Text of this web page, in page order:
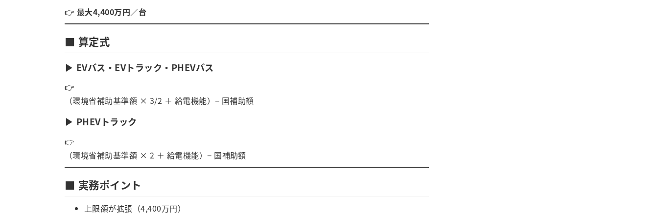
👉 最大4,400万円／台
■ 算定式
▶ EVバス・EVトラック・PHEVバス
👉
（環境省補助基準額 × 3/2 ＋ 給電機能）− 国補助額
▶ PHEVトラック
👉
（環境省補助基準額 × 2 ＋ 給電機能）− 国補助額
■ 実務ポイント
上限額が拡張（4,400万円）